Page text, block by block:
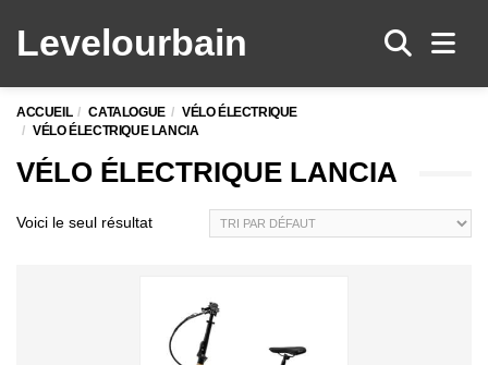
Levelourbain
ACCUEIL CATALOGUE
VÉLO ÉLECTRIQUE
VÉLO ÉLECTRIQUE LANCIA
VÉLO ÉLECTRIQUE LANCIA
Voici le seul résultat